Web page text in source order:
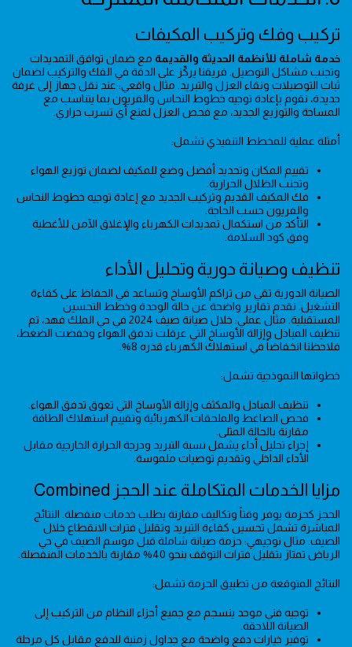
تركيب وفك وتركيب المكيفات
خدمة شاملة للأنظمة الحديثة والقديمة مع ضمان توافق التمديدات
وتجنب مشاكل التوصيل. فريقنا يركّز على الدقة في الفك والتركيب لضمان
ثبات التوصيلات ونقاء العزل والتبريد. مثال واقعي: عند نقل جهاز إلى غرفة
جديدة، نقوم بإعادة توجيه خطوط النحاس والفريون بما يتناسب مع
المساحة والتوزيع الجديد، مع فحص العزل لمنع أي تسرب حراري.
أمثلة عملية للمخطط التنفيذي تشمل:
تقييم المكان وتحديد أفضل وضع للمكيف لضمان توزيع الهواء
وتجنب الظلال الحرارية.
فك المكيف القديم وتركيب الجديد مع إعادة توجيه خطوط النحاس
والفريون حسب الحاجة.
التأكد من استكمال تمديدات الكهرباء والإغلاق الآمن للأغطية
وفق كود السلامة.
تنظيف وصيانة دورية وتحليل الأداء
الصيانة الدورية تقي من تراكم الأوساخ وتساعد في الحفاظ على كفاءة
التشغيل. نقدم تقارير واضحة عن حالة الوحدة وخطط التحسين
المستقبلية. مثال عملي: خلال صيانة صيف 2024 في حي الملك فهد، تم
تنظيف المبادل وإزالة الأوساخ التي عرقلت تدفق الهواء وخفضت الضغط،
فلاحظنا انخفاضاً في استهلاك الكهرباء قدره 8%.
خطواتها النموذجية تشمل:
تنظيف المبادل والمكثف وإزالة الأوساخ التي تعوق تدفق الهواء.
فحص الضاغط والملحقات الكهربائية وتقييم استهلاك الطاقة
مقارنة بالحالة المثلى.
إجراء تحليل أداء يشمل نسبة التبريد ودرجة الحرارة الخارجية مقابل
الأداء الداخلي وتقديم توصيات ملموسة.
مزايا الخدمات المتكاملة عند الحجز Combined
الحجز كحزمة يوفر وقتاً وتكاليف مقارنة بطلب خدمات منفصلة. النتائج
المباشرة تشمل تحسين كفاءة التبريد وتقليل فترات الانقطاع خلال
الصيف. مثال توجيهي: حزمة صيانة شاملة قبل موسم الصيف في حي
الرياض تمتاز بتقليل فترات التوقف بنحو 40% مقارنة بالخدمات المنفصلة.
النتائج المتوقعة من تطبيق الحزمة تشمل:
توجيه فني موحد ينسجم مع جميع أجزاء النظام من التركيب إلى
الصيانة اللاحقة.
توفير خيارات دفع واضحة مع جداول زمنية للدفع مقابل كل مرحلة